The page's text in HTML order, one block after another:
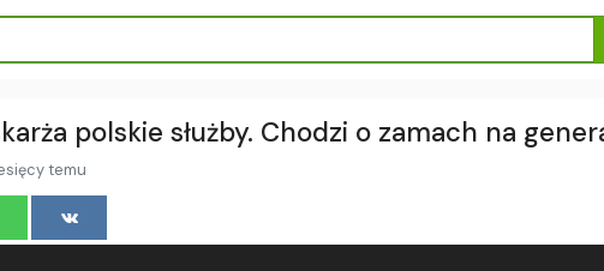
polskie służby. Chodzi o zamach na
temu